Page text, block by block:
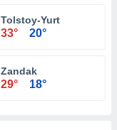
Tolstoy-Yurt
33° 20°
Zandak
29° 18°